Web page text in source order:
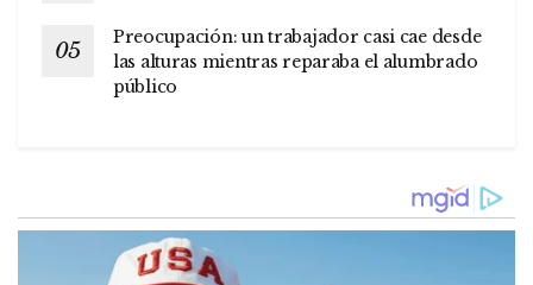
Preocupación: un trabajador casi cae desde
las alturas mientras reparaba el alumbrado
público